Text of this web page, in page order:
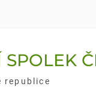
republice